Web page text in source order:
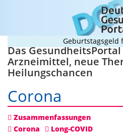
Geburtstagsgeld
Das
Arzneimittel, neue
Heilungschancen
Corona
Zusammenfassungen
Corona Long-COVID